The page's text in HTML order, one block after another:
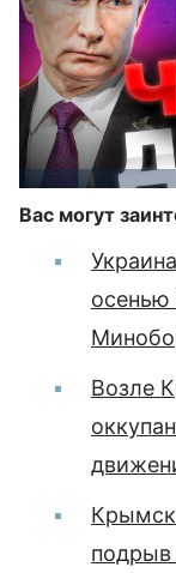
Вас могут
осенью
Возле
подрыв